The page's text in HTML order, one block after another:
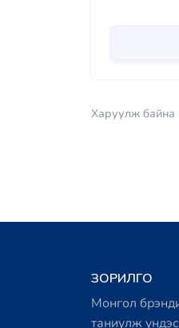
Харуулж байна
ЗОРИЛГО
Монгол
таниулж